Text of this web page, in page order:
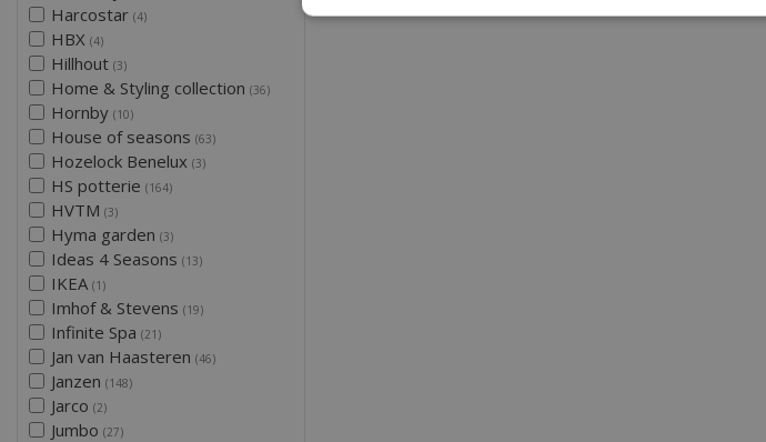
Harcostar (4)
HBX (4)
Hillhout (3)
Home & Styling collection (36)
Hornby (10)
House of seasons (63)
Hozelock Benelux (3)
HS potterie (164)
HVTM (3)
Hyma garden (3)
Ideas 4 Seasons (13)
IKEA (1)
Imhof & Stevens (19)
Infinite Spa (21)
Jan van Haasteren (46)
Janzen (148)
Jarco (2)
Jumbo (27)